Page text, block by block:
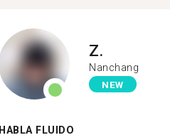
Z.
Nanchang
NEW
HABLA FLUIDO